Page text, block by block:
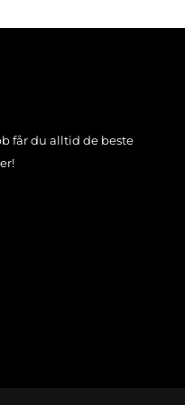
får du alltid de beste